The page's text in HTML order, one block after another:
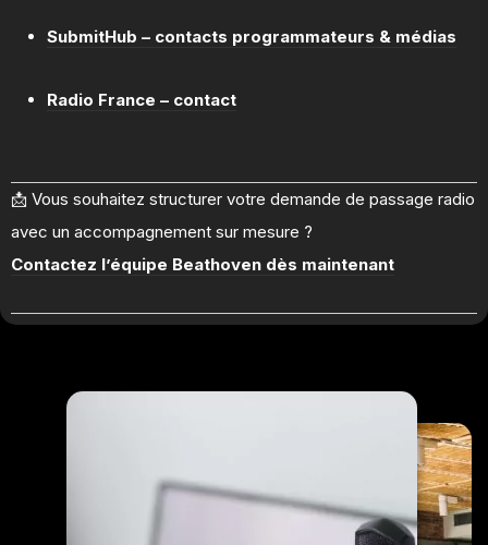
SubmitHub – contacts programmateurs & médias
Radio France – contact
📩 Vous souhaitez structurer votre demande de passage radio
avec un accompagnement sur mesure ?
Contactez l’équipe Beathoven dès maintenant